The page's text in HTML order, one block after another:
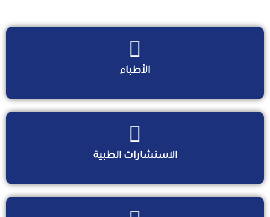
الأطباء
الاستشارات الطبية